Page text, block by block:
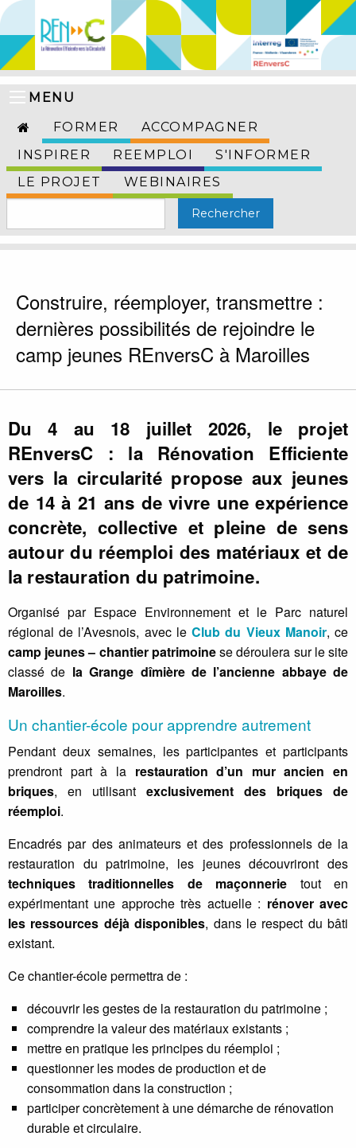
MENU
FORMER
ACCOMPAGNER
INSPIRER
REEMPLOI
S'INFORMER
LE PROJET
WEBINAIRES
Construire, réemployer, transmettre :
dernières possibilités de rejoindre le
camp jeunes REnversC à Maroilles
Du4 au 18 juillet 2026, le projet
REnversC : la Rénovation Efficiente
vers la circularitépropose aux jeunes
de 14 à 21 ans de vivre une expérience
concrète, collective et pleine de sens
autour du réemploi des matériaux et de
la restauration du patrimoine.
Organisé par Espace Environnement et le Parc naturel
régional de l’Avesnois, avec leClub du Vieux Manoir, ce
camp jeunes – chantier patrimoinese déroulera sur le site
classé de la Grange dîmière de l’ancienne abbaye de
Maroilles.
Un chantier-école pour apprendre autrement
Pendant deux semaines, les participantes et participants
prendront part à la restauration d’un mur ancien en
briques, en utilisant exclusivement des briques de
réemploi.
Encadrés par des animateurs et des professionnels de la
restauration du patrimoine, les jeunes découvriront des
techniques traditionnelles de maçonnerie tout en
expérimentant une approche très actuelle : rénover avec
les ressources déjà disponibles, dans le respect du bâti
existant.
Ce chantier-école permettra de :
découvrir les gestes de la restauration du patrimoine ;
comprendre la valeur des matériaux existants ;
mettre en pratique les principes du réemploi ;
questionner les modes de production et de
consommation dans la construction ;
participer concrètement à une démarche de rénovation
durable et circulaire.